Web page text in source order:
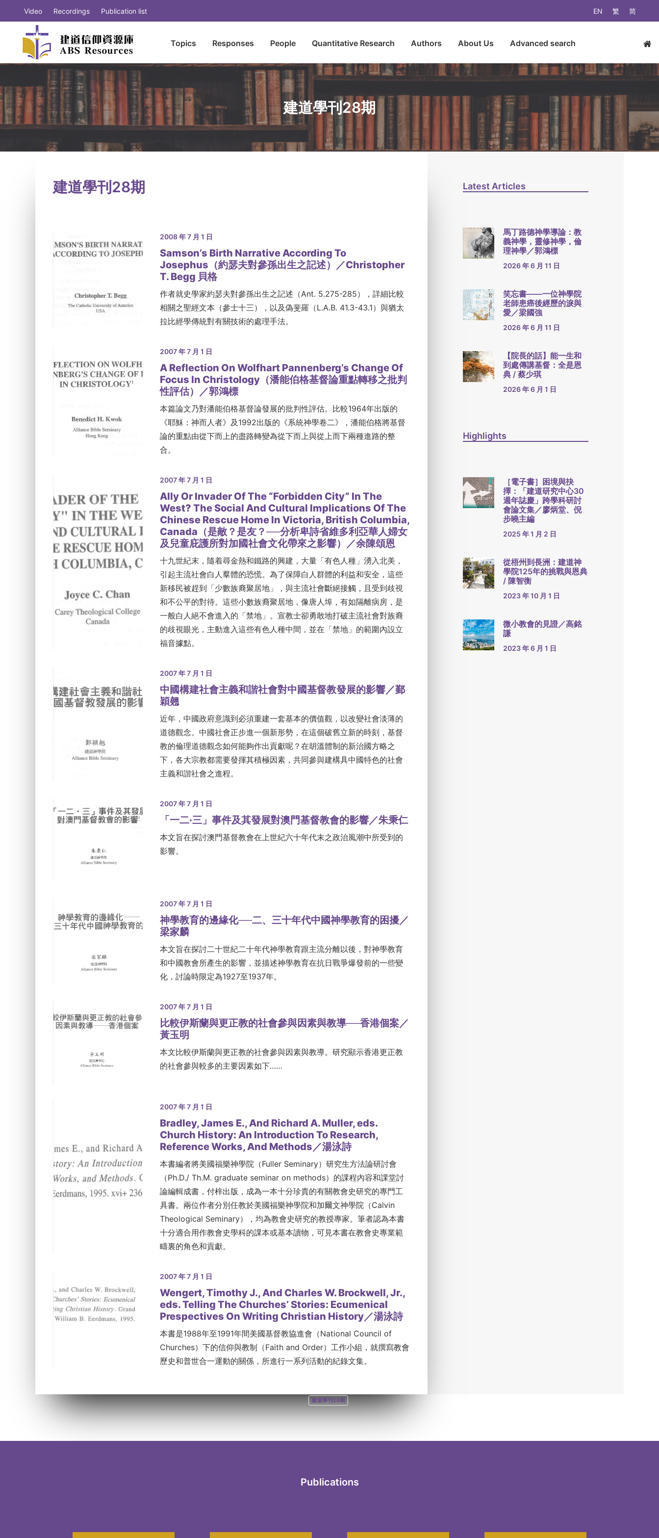
EN 繁 简
Video Recordings Publication list
Topics Responses People Quantitative Research Authors About Us Advanced search
建道學刊28期
建道學刊28期
2008 年 7 月 1 日
Samson’s Birth Narrative According To
Josephus（約瑟夫對參孫出生之記述）／Christopher
T. Begg 貝格
作者就史學家約瑟夫對參孫出生之記述（Ant. 5.275-285），詳細比較
相關之聖經文本（參士十三），以及偽斐羅（L.A.B. 41.3-43.1）與猶太
拉比經學傳統對有關技術的處理手法。
2007 年 7 月 1 日
A Reflection On Wolfhart Pannenberg’s Change Of
Focus In Christology（潘能伯格基督論重點轉移之批判
性評估）／郭鴻標
本篇論文乃對潘能伯格基督論發展的批判性評估。比較1964年出版的
《耶穌：神而人者》及1992出版的《系統神學卷二》，潘能伯格將基督
論的重點由從下而上的盡路轉變為從下而上與從上而下兩種進路的整
合。
2007 年 7 月 1 日
Ally Or Invader Of The “Forbidden City” In The
West? The Social And Cultural Implications Of The
Chinese Rescue Home In Victoria, British Columbia,
Canada（是敵？是友？──分析卑詩省維多利亞華人婦女
及兒童庇護所對加國社會文化帶來之影響）／余陳頌恩
十九世紀末，隨着尋金熱和鐵路的興建，大量「有色人種」湧入北美，
引起主流社會白人羣體的恐慌。為了保障白人群體的利益和安全，這些
新移民被趕到「少數族裔聚居地」，與主流社會斷絕接觸，且受到歧視
和不公平的對待。這些小數族裔聚居地，像唐人埠，有如隔離病房，是
一般白人絕不會進入的「禁地」。宣教士卻勇敢地打破主流社會對族裔
的歧視眼光，主動進入這些有色人種中間，並在「禁地」的範圍內設立
福音據點。
2007 年 7 月 1 日
中國構建社會主義和諧社會對中國基督教發展的影響／鄞
穎翹
近年，中國政府意識到必須重建一套基本的價值觀，以改變社會淡薄的
道德觀念。中國社會正步進一個新形勢，在這個破舊立新的時刻，基督
教的倫理道德觀念如何能夠作出貢獻呢？在胡溫體制的新治國方略之
下，各大宗教都需要發揮其積極因素，共同參與建構具中國特色的社會
主義和諧社會之進程。
2007 年 7 月 1 日
「一二·三」事件及其發展對澳門基督教會的影響／朱秉仁
本文旨在探討澳門基督教會在上世紀六十年代末之政治風潮中所受到的
影響。
2007 年 7 月 1 日
神學教育的邊緣化──二、三十年代中國神學教育的困擾／
梁家麟
本文旨在探討二十世紀二十年代神學教育跟主流分離以後，對神學教育
和中國教會所產生的影響，並描述神學教育在抗日戰爭爆發前的一些變
化，討論時限定為1927至1937年。
2007 年 7 月 1 日
比較伊斯蘭與更正教的社會參與因素與教導──香港個案／
黃玉明
本文比較伊斯蘭與更正教的社會參與因素與教導。研究顯示香港更正教
的社會參與較多的主要因素如下……
2007 年 7 月 1 日
Bradley, James E., And Richard A. Muller, eds.
Church History: An Introduction To Research,
Reference Works, And Methods／湯泳詩
本書編者將美國福樂神學院（Fuller Seminary）研究生方法論研討會
（Ph.D./ Th.M. graduate seminar on methods）的課程內容和課堂討
論編輯成書，付梓出版，成為一本十分珍貴的有關教會史研究的專門工
具書。兩位作者分別任教於美國福樂神學院和加爾文神學院（Calvin
Theological Seminary），均為教會史研究的教授專家。筆者認為本書
十分適合用作教會史學科的課本或基本讀物，可見本書在教會史專業範
疇裏的角色和貢獻。
2007 年 7 月 1 日
Wengert, Timothy J., And Charles W. Brockwell, Jr.,
eds. Telling The Churches’ Stories: Ecumenical
Prespectives On Writing Christian History／湯泳詩
本書是1988年至1991年間美國基督教協進會（National Council of
Churches）下的信仰與教制（Faith and Order）工作小組，就撰寫教會
歷史和普世合一運動的關係，所進行一系列活動的紀錄文集。
Latest Articles
馬丁路德神學導論：教
義神學，靈修神學，倫
理神學／郭鴻標
2026 年 6 月 11 日
笑忘書——一位神學院
老師患癌後經歷的淚與
愛／梁國強
2026 年 6 月 11 日
【院長的話】能一生和
到處傳講基督：全是恩
典 / 蔡少琪
2026 年 6 月 1 日
Highlights
［電子書］困境與抉
擇：「建道研究中心30
週年誌慶」跨學科研討
會論文集／廖炳堂、倪
步曉主編
2025 年 1 月 2 日
從梧州到長洲：建道神
學院125年的挑戰與恩典
/ 陳智衡
2023 年 10 月 1 日
微小教會的見證／高銘
謙
2023 年 6 月 1 日
建道學刊28期
Publications